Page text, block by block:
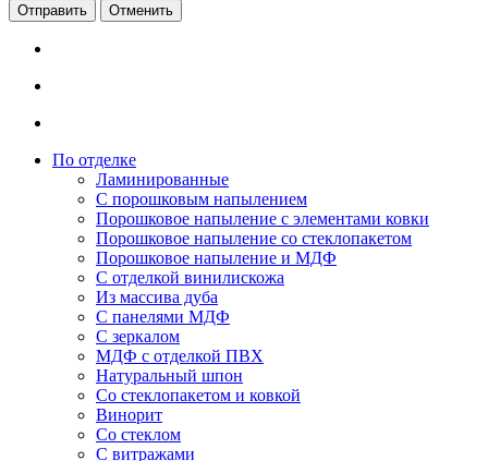
Отменить
По отделке
Ламинированные
С порошковым напылением
Порошковое напыление с элементами ковки
Порошковое напыление со стеклопакетом
Порошковое напыление и МДФ
С отделкой винилискожа
Из массива дуба
С панелями МДФ
С зеркалом
МДФ с отделкой ПВХ
Натуральный шпон
Со стеклопакетом и ковкой
Винорит
Со стеклом
С витражами